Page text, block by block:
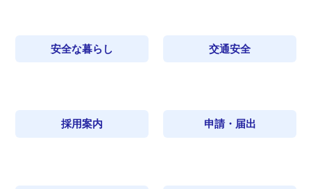
安全な暮らし 交通安全
採用案内 申請・届出